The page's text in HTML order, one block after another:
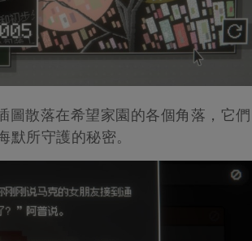
圖散落在希望家園的各個角落，它們
默所守護的秘密。